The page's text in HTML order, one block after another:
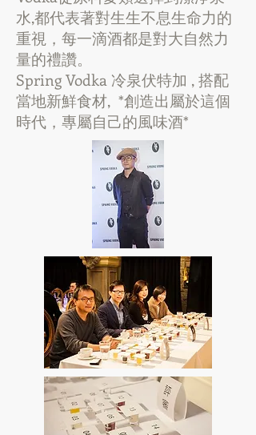
水,都代表著對生生不息生命力的
重視，每一滴酒都是對大自然力
量的禮讚。
Spring Vodka 冷泉伏特加 , 搭配
當地新鮮食材, *創造出屬於這個
時代，專屬自己的風味酒*